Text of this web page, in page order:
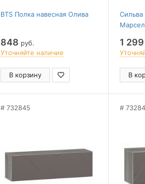
BTS Полка навесная Олива
848 руб.
Уточняйте наличие
В корзину
Сильва
1 299
В
732845